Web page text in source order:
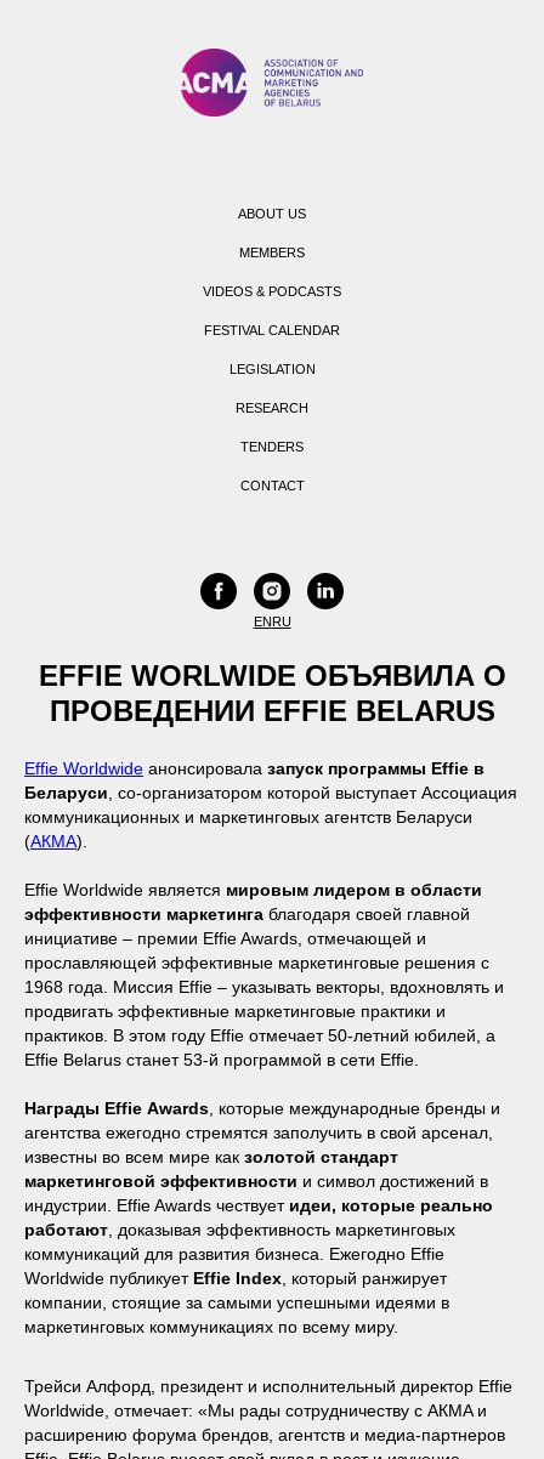
ABOUT US
MEMBERS
VIDEOS & PODCASTS
FESTIVAL CALENDAR
LEGISLATION
RESEARCH
TENDERS
CONTACT
ENRU
EFFIE WORLWIDE ОБЪЯВИЛА О
ПРОВЕДЕНИИ EFFIE BELARUS
Effie Worldwide анонсировала запуск программы Effie в
Беларуси , со-организатором которой выступает Ассоциация
коммуникационных и маркетинговых агентств Беларуси
(АКМА).
Effie Worldwide является мировым лидером в области
эффективности маркетинга благодаря своей главной
инициативе – премии Effie Awards, отмечающей и
прославляющей эффективные маркетинговые решения с
1968 года. Миссия Effie – указывать векторы, вдохновлять и
продвигать эффективные маркетинговые практики и
практиков. В этом году Effie отмечает 50-летний юбилей, а
Effie Belarus станет 53-й программой в сети Effie.
Награды Effie Awards , которые международные бренды и
агентства ежегодно стремятся заполучить в свой арсенал,
известны во всем мире как золотой стандарт
маркетинговой эффективности и символ достижений в
индустрии. Effie Awards чествует идеи, которые реально
работают , доказывая эффективность маркетинговых
коммуникаций для развития бизнеса. Ежегодно Effie
Worldwide публикует Effie Index , который ранжирует
компании, стоящие за самыми успешными идеями в
маркетинговых коммуникациях по всему миру.
Трейси Алфорд, президент и исполнительный директор Effie
Worldwide, отмечает: «Мы рады сотрудничеству с AКMA и
расширению форума брендов, агентств и медиа-партнеров